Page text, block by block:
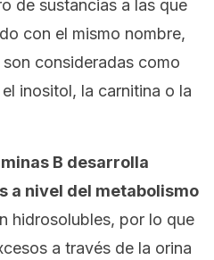
de sustancias a las que
con el mismo nombre,
consideradas como
inositol, la carnitina o la
B desarrolla
a nivel del metabolismo
hidrosolubles, por lo que
a través de la orina